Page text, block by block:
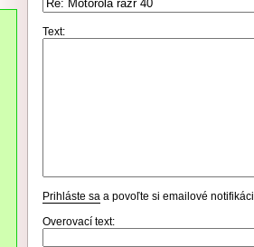
Text:
Prihláste sa a povoľte si emailové
Overovací text: